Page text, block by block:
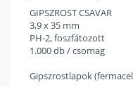
GIPSZROST CSAVAR
3,9 x 35 mm
PH-2, foszfátozott
1.000 db / csomag
Gipszrostlapok